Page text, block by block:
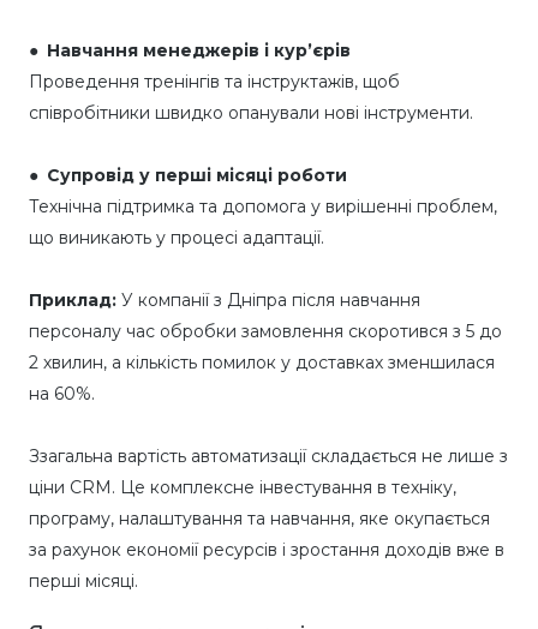
● Навчання менеджерів і кур’єрів
Проведення тренінгів та інструктажів, щоб
співробітники швидко опанували нові інструменти.
● Супровід у перші місяці роботи
Технічна підтримка та допомога у вирішенні проблем,
що виникають у процесі адаптації.
Приклад: У компанії з Дніпра після навчання
персоналу час обробки замовлення скоротився з 5 до
2 хвилин, а кількість помилок у доставках зменшилася
на 60%.
Ззагальна вартість автоматизації складається не лише з
ціни CRM. Це комплексне інвестування в техніку,
програму, налаштування та навчання, яке окупається
за рахунок економії ресурсів і зростання доходів вже в
перші місяці.